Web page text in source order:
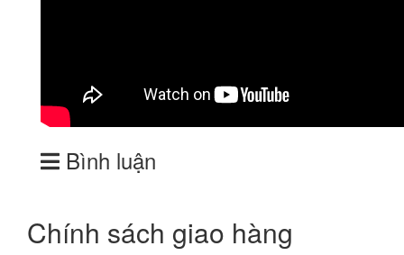
Bình luận
Chính sách giao hàng